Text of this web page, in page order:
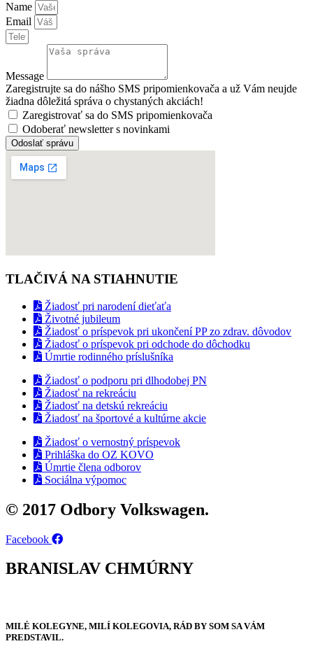
Name
Email
Message
Zaregistrujte sa do nášho SMS pripomienkovača a už Vám neujde
žiadna dôležitá správa o chystaných akciách!
Zaregistrovať sa do SMS pripomienkovača
Odoberať newsletter s novinkami
Odoslať správu
TLAČIVÁ NA STIAHNUTIE
Žiadosť pri narodení dieťaťa
Životné jubileum
Žiadosť o príspevok pri ukončení PP zo zdrav. dôvodov
Žiadosť o príspevok pri odchode do dôchodku
Úmrtie rodinného príslušníka
Žiadosť o podporu pri dlhodobej PN
Žiadosť na rekreáciu
Žiadosť na detskú rekreáciu
Žiadosť na športové a kultúrne akcie
Žiadosť o vernostný príspevok
Prihláška do OZ KOVO
Úmrtie člena odborov
Sociálna výpomoc
© 2017 Odbory Volkswagen.
Facebook
BRANISLAV CHMÚRNY
MILÉ KOLEGYNE, MILÍ KOLEGOVIA, RÁD BY SOM SA VÁM
PREDSTAVIL.